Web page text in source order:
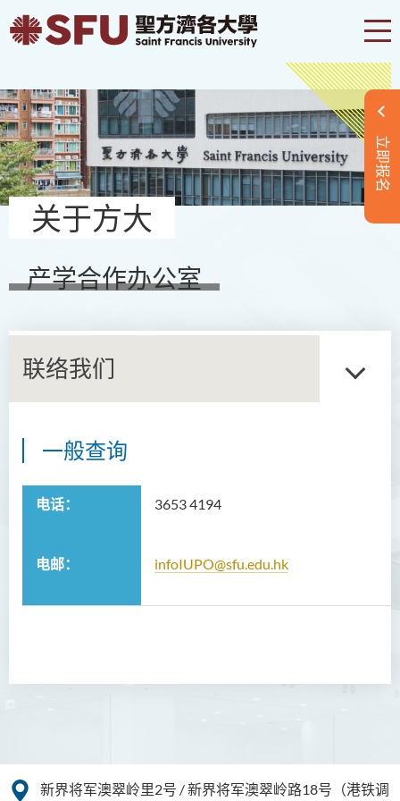
立即报名
关于方大
产学合作办公室
联络我们
一般查询
电话： 3653 4194
电邮： infoIUPO@sfu.edu.hk
职员
活动
联络我们
新界将军澳翠岭里2号 / 新界将军澳翠岭路18号（港铁调